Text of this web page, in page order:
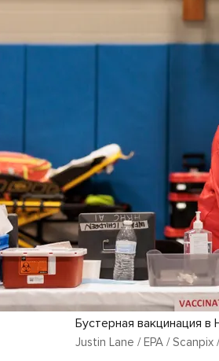
Бустерная вакцинация
Justin Lane / EPA / Scanpix